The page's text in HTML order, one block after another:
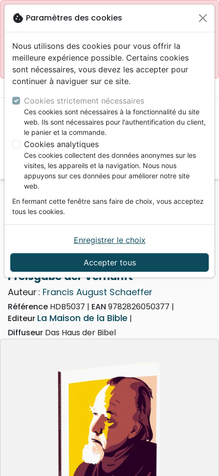
blockSite réservé aux professionnels
Accès pour les professionnels : Se connecter
Site pour le grand public : La Maison de la Bible
menu
Vous ne pouvez pas créer de nouvelle commande
depuis votre pays (United States).
Edification
Preisgabe der Vernunft
Preisgabe der Vernunft
Auteur : Francis August Schaeffer
Référence HDB5037 EAN 9782826050377
Editeur La Maison de la Bible
Diffuseur Das Haus der Bibel
cookie Paramètres des cookies
Nous utilisons des cookies pour vous offrir la
meilleure expérience possible. Certains cookies
sont nécessaires, vous devez les accepter pour
continuer à naviguer sur ce site.
Cookies strictement nécessaires
Ces cookies sont nécessaires à la fonctionnalité du site
web. Ils sont nécessaires pour l'authentification du client,
le panier et la commande.
Cookies analytiques
Ces cookies collectent des données anonymes sur les
visites, les appareils et la navigation. Nous nous
appuyons sur ces données pour améliorer notre site
web.
En fermant cette fenêtre sans faire de choix, vous acceptez
tous les cookies.
Accepter tous
Enregistrer le choix